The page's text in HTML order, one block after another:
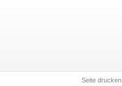
Seite drucken